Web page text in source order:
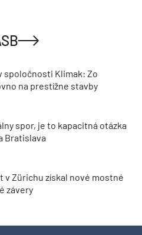
spoločnosti Klimak: Zo
na prestížne stavby
spor, je to kapacitná otázka
Bratislava
v Zürichu získal nové mostné
závery